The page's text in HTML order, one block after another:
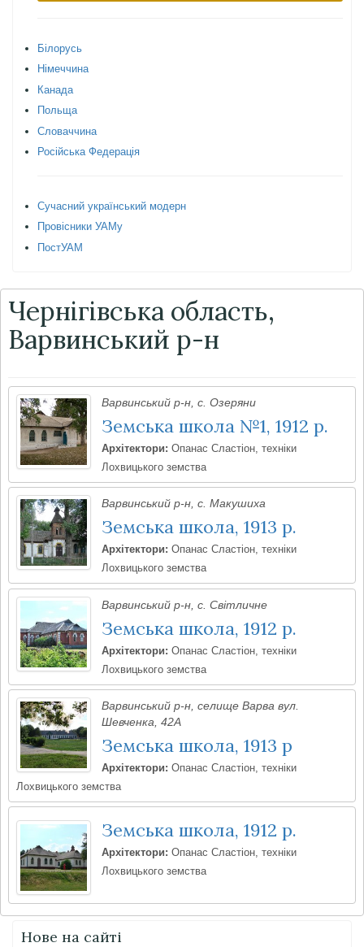
Білорусь
Німеччина
Канада
Польща
Словаччина
Російська Федерація
Сучасний український модерн
Провісники УАМу
ПостУАМ
Чернігівська область,
Варвинський р-н
Варвинський р-н, с. Озеряни
Земська школа №1, 1912 р.
Архітектори: Опанас Сластіон, техніки
Лохвицького земства
Варвинський р-н, с. Макушиха
Земська школа, 1913 р.
Архітектори: Опанас Сластіон, техніки
Лохвицького земства
Варвинський р-н, с. Світличне
Земська школа, 1912 р.
Архітектори: Опанас Сластіон, техніки
Лохвицького земства
Варвинський р-н, селище Варва вул.
Шевченка, 42А
Земська школа, 1913 р
Архітектори: Опанас Сластіон, техніки
Лохвицького земства
Земська школа, 1912 р.
Архітектори: Опанас Сластіон, техніки
Лохвицького земства
Нове на сайті